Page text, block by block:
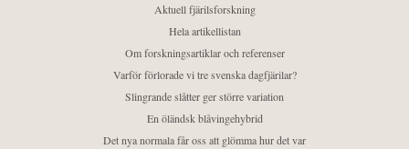
Aktuell fjärilsforskning
Hela artikellistan
Om forskningsartiklar och referenser
Varför förlorade vi tre svenska dagfjärilar?
Slingrande slåtter ger större variation
En öländsk blåvingehybrid
Det nya normala får oss att glömma hur det var